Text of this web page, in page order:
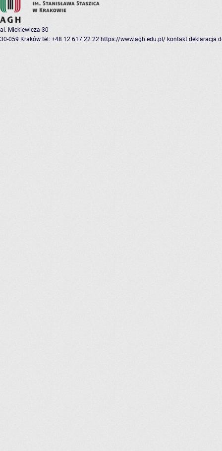
al. Mickiewicza 30
30-059 Kraków tel: +48 12 617 22 22 https://www.agh.edu.pl/ kontakt deklaracja